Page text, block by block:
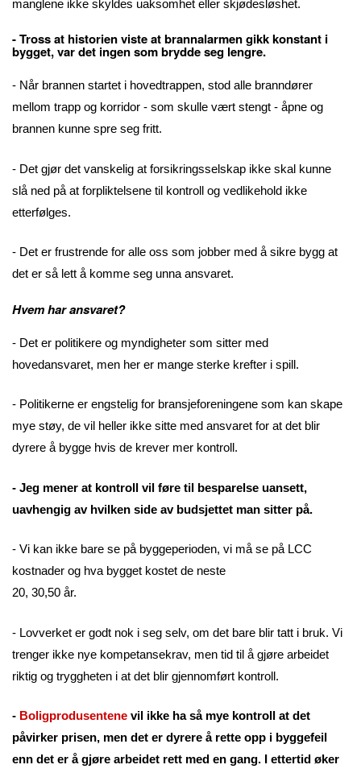
manglene ikke skyldes uaksomhet eller skjødesløshet.
- Tross at historien viste at brannalarmen gikk konstant i
bygget, var det ingen som brydde seg lengre.
- Når brannen startet i hovedtrappen, stod alle branndører
mellom trapp og korridor - som skulle vært stengt - åpne og
brannen kunne spre seg fritt.
- Det gjør det vanskelig at forsikringsselskap ikke skal kunne
slå ned på at forpliktelsene til kontroll og vedlikehold ikke
etterfølges.
- Det er frustrende for alle oss som jobber med å sikre bygg at
det er så lett å komme seg unna ansvaret.
Hvem har ansvaret?
- Det er politikere og myndigheter som sitter med
hovedansvaret, men her er mange sterke krefter i spill.
- Politikerne er engstelig for bransjeforeningene som kan skape
mye støy, de vil heller ikke sitte med ansvaret for at det blir
dyrere å bygge hvis de krever mer kontroll.
- Jeg mener at kontroll vil føre til besparelse uansett,
uavhengig av hvilken side av budsjettet man sitter på.
- Vi kan ikke bare se på byggeperioden, vi må se på LCC
kostnader og hva bygget kostet de neste
20, 30,50 år.
- Lovverket er godt nok i seg selv, om det bare blir tatt i bruk. Vi
trenger ikke nye kompetansekrav, men tid til å gjøre arbeidet
riktig og tryggheten i at det blir gjennomført kontroll.
- Boligprodusentene vil ikke ha så mye kontroll at det
påvirker prisen, men det er dyrere å rette opp i byggefeil
enn det er å gjøre arbeidet rett med en gang. I ettertid øker